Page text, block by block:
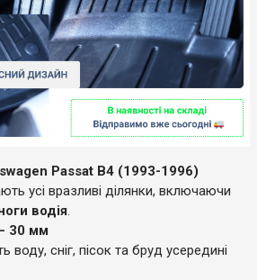
Passat B4 (1993-1996)
усі вразливі ділянки, включаючи
водія.
30 мм
воду, сніг, пісок та бруд усередині